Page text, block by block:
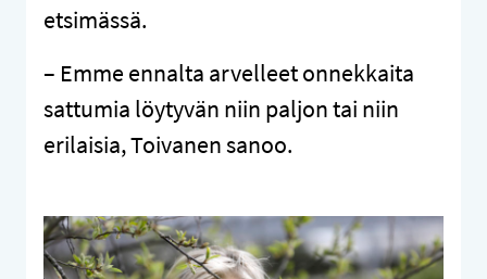
etsimässä.
– Emme ennalta arvelleet onnekkaita
sattumia löytyvän niin paljon tai niin
erilaisia, Toivanen sanoo.